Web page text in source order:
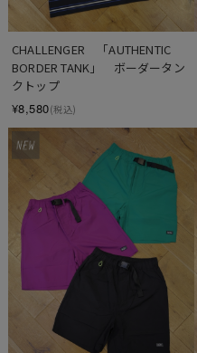
CHALLENGER　「AUTHENTIC
BORDER TANK」　ボーダータン
クトップ
¥8,580(税込)